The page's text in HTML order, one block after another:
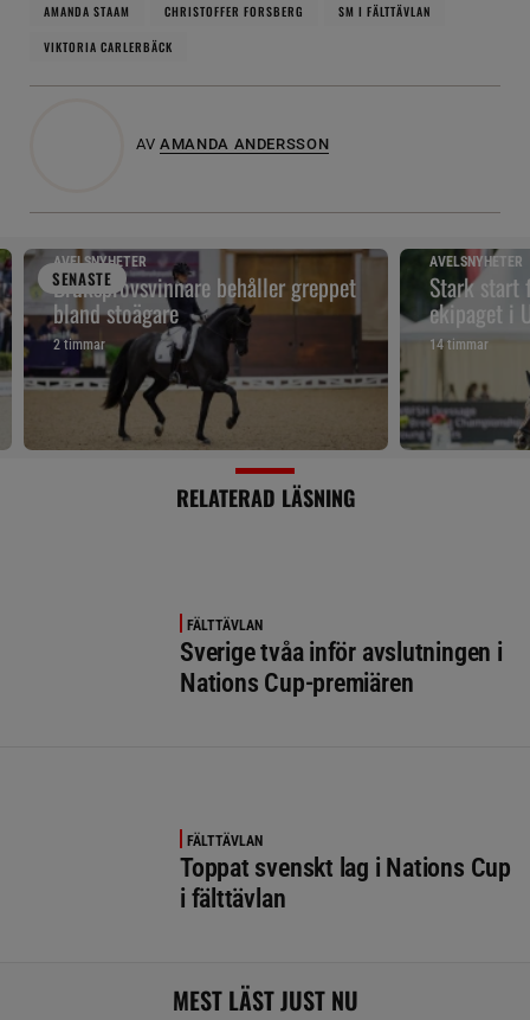
AMANDA STAAM CHRISTOFFER FORSBERG
SM I FÄLTTÄVLAN
VIKTORIA CARLERBÄCK
AV AMANDA ANDERSSON
SENASTE
AVELSNYHETER
Bruksprovsvinnare behåller greppet
bland stoägare
2 timmar
AVELSNYHETER
Stark start
ekipaget i
14 timmar
RELATERAD LÄSNING
FÄLTTÄVLAN
Sverige tvåa inför avslutningen i
Nations Cup-premiären
FÄLTTÄVLAN
Toppat svenskt lag i Nations Cup
i fälttävlan
MEST LÄST JUST NU